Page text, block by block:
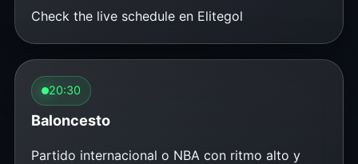
Check the live schedule en Elitegol
20:30
Baloncesto
Partido internacional o NBA con ritmo alto y